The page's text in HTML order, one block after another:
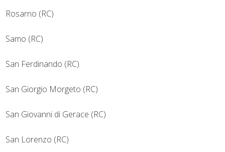
Rosarno (RC)
Samo (RC)
San Ferdinando (RC)
San Giorgio Morgeto (RC)
San Giovanni di Gerace (RC)
San Lorenzo (RC)